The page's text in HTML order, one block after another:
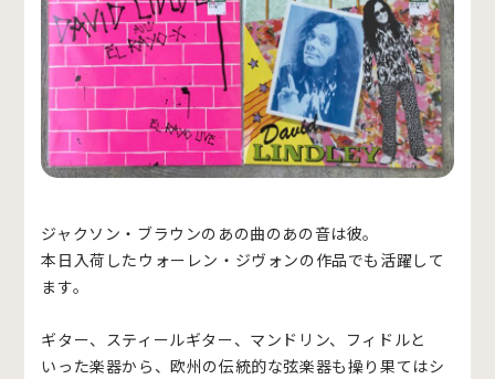
ジャクソン・ブラウンのあの曲のあの音は彼。
本日入荷したウォーレン・ジヴォンの作品でも活躍して
ます。
ギター、スティールギター、マンドリン、フィドルと
いった楽器から、欧州の伝統的な弦楽器も操り果てはシ